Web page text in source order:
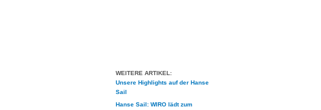
WEITERE ARTIKEL:
Unsere Highlights auf der Hanse
Sail
Hanse Sail: WIRO lädt zum